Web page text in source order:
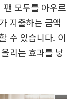
팬 모두를 아우르
지출하는 금액
수 있습니다. 이
리는 효과를 낳